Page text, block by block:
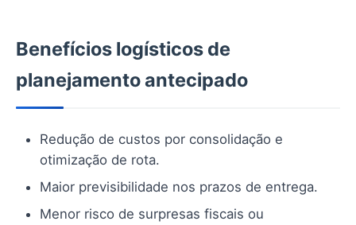
Benefícios logísticos de
planejamento antecipado
Redução de custos por consolidação e
otimização de rota.
Maior previsibilidade nos prazos de entrega.
Menor risco de surpresas fiscais ou